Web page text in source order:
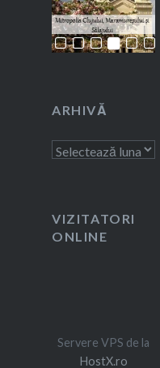
ARHIVĂ
Arhivă
VIZITATORI
ONLINE
Servere VPS de la
HostX.ro